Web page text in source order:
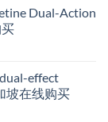
Dual-Action
effect
坡在线购买